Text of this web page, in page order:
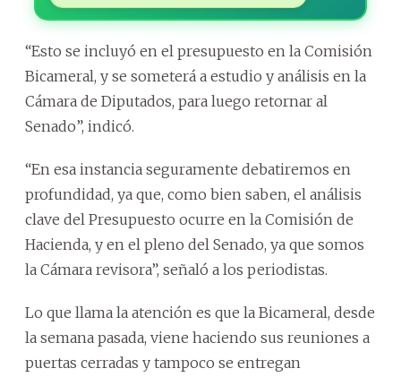
“Esto se incluyó en el presupuesto en la Comisión
Bicameral, y se someterá a estudio y análisis en la
Cámara de Diputados, para luego retornar al
Senado”, indicó.
“En esa instancia seguramente debatiremos en
profundidad, ya que, como bien saben, el análisis
clave del Presupuesto ocurre en la Comisión de
Hacienda, y en el pleno del Senado, ya que somos
la Cámara revisora”, señaló a los periodistas.
Lo que llama la atención es que la Bicameral, desde
la semana pasada, viene haciendo sus reuniones a
puertas cerradas y tampoco se entregan